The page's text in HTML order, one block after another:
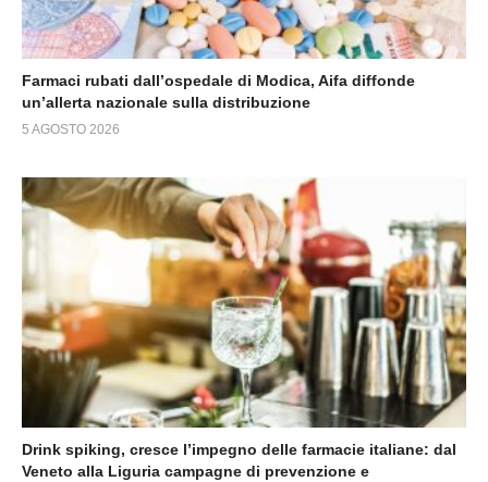
Farmaci rubati dall’ospedale di Modica, Aifa diffonde
un’allerta nazionale sulla distribuzione
5 AGOSTO 2026
Drink spiking, cresce l’impegno delle farmacie italiane: dal
Veneto alla Liguria campagne di prevenzione e